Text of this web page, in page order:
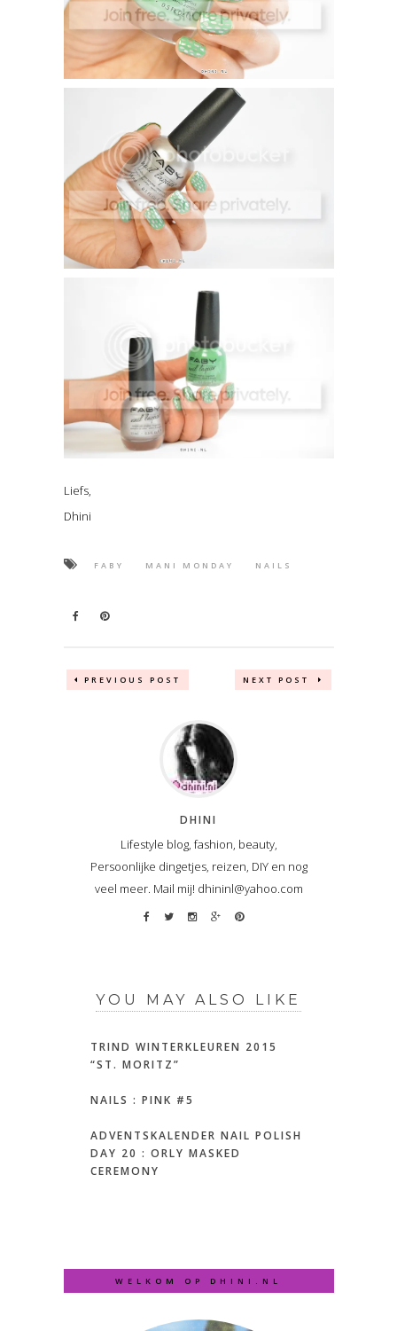
Liefs,
Dhini
FABY MANI MONDAY NAILS
PREVIOUS POST NEXT POST
DHINI
Lifestyle blog, fashion, beauty,
Persoonlijke dingetjes, reizen, DIY en nog
veel meer. Mail mij! dhininl@yahoo.com
YOU MAY ALSO LIKE
TRIND WINTERKLEUREN 2015
“ST. MORITZ”
NAILS : PINK #5
ADVENTSKALENDER NAIL POLISH
DAY 20 : ORLY MASKED
CEREMONY
WELKOM OP DHINI.NL